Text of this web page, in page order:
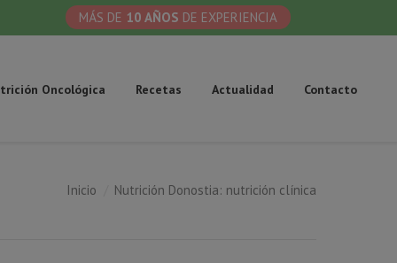
MÁS DE 10 AÑOS DE EXPERIENCIA
Oncológica Recetas Actualidad Contacto
Inicio Nutrición Donostia: nutrición clínica